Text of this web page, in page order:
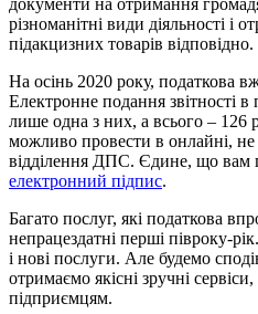
різноманітні види діяльності і
підакцизних товарів відповідно.
На осінь 2020 року, податкова
Електронне подання звітності в
лише одна з них, а всього – 126
можливо провести в онлайні, не
відділення ДПС. Єдине, що вам
електронний підпис.
Багато послуг, які податкова
непрацездатні перші півроку-
і нові послуги. Але будемо
отримаємо якісні зручні
підприємцям.